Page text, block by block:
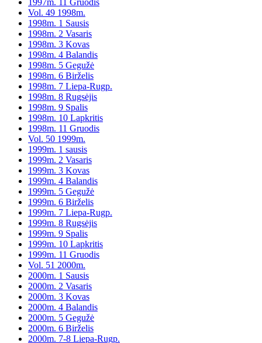
1997m. 11 Gruodis
Vol. 49 1998m.
1998m. 1 Sausis
1998m. 2 Vasaris
1998m. 3 Kovas
1998m. 4 Balandis
1998m. 5 Gegužė
1998m. 6 Birželis
1998m. 7 Liepa-Rugp.
1998m. 8 Rugsėjis
1998m. 9 Spalis
1998m. 10 Lapkritis
1998m. 11 Gruodis
Vol. 50 1999m.
1999m. 1 sausis
1999m. 2 Vasaris
1999m. 3 Kovas
1999m. 4 Balandis
1999m. 5 Gegužė
1999m. 6 Birželis
1999m. 7 Liepa-Rugp.
1999m. 8 Rugsėjis
1999m. 9 Spalis
1999m. 10 Lapkritis
1999m. 11 Gruodis
Vol. 51 2000m.
2000m. 1 Sausis
2000m. 2 Vasaris
2000m. 3 Kovas
2000m. 4 Balandis
2000m. 5 Gegužė
2000m. 6 Birželis
2000m. 7-8 Liepa-Rugp.